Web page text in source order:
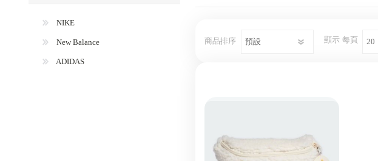
商品排序 顯示 每頁
NIKE
New Balance
ADIDAS